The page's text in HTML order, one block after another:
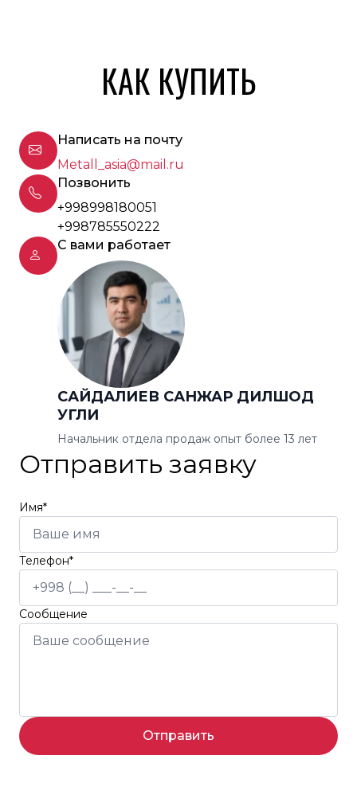
КАК КУПИТЬ
Написать на почту
Metall_asia@mail.ru
Позвонить
+998998180051
+998785550222
С вами работает
САЙДАЛИЕВ САНЖАР ДИЛШОД
УГЛИ
Начальник отдела продаж опыт более 13 лет
Отправить заявку
Имя*
Телефон*
Сообщение
Отправить